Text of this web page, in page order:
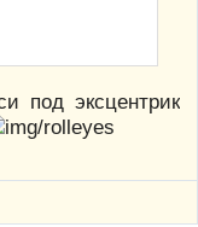
под эксцентрик